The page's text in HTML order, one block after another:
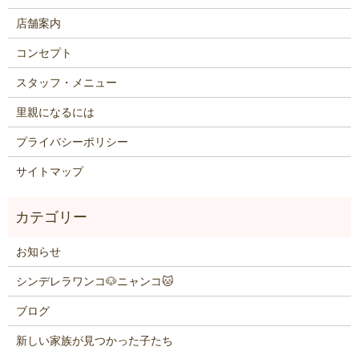
店舗案内
コンセプト
スタッフ・メニュー
里親になるには
プライバシーポリシー
サイトマップ
お知らせ
シンデレラワンコ🐶ニャンコ🐱
ブログ
新しい家族が見つかった子たち